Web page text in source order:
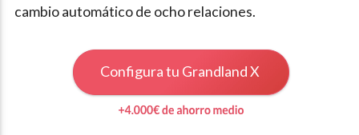
cambio automático de ocho relaciones.
Configura tu Grandland X